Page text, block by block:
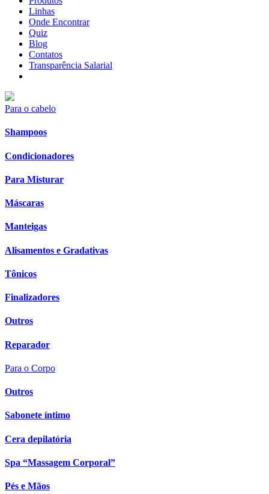
Linhas
Onde Encontrar
Quiz
Blog
Contatos
Transparência Salarial
Para o cabelo
Shampoos
Condicionadores
Para Misturar
Máscaras
Manteigas
Alisamentos e Gradativas
Tônicos
Finalizadores
Outros
Reparador
Para o Corpo
Outros
Sabonete íntimo
Cera depilatória
Spa “Massagem Corporal”
Pés e Mãos